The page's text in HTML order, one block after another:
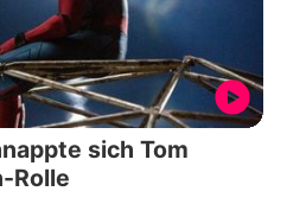
sich Tom
Rolle